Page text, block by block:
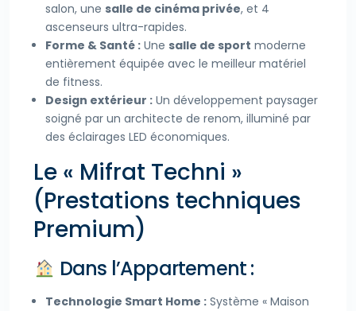
salon, une salle de cinéma privée, et 4
ascenseurs ultra-rapides.
Forme & Santé : Une salle de sport moderne
entièrement équipée avec le meilleur matériel
de fitness.
Design extérieur : Un développement paysager
soigné par un architecte de renom, illuminé par
des éclairages LED économiques.
Le « Mifrat Techni »
(Prestations techniques
Premium)
Dans l’Appartement :
Technologie Smart Home : Système « Maison